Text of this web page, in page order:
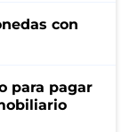
con
para pagar